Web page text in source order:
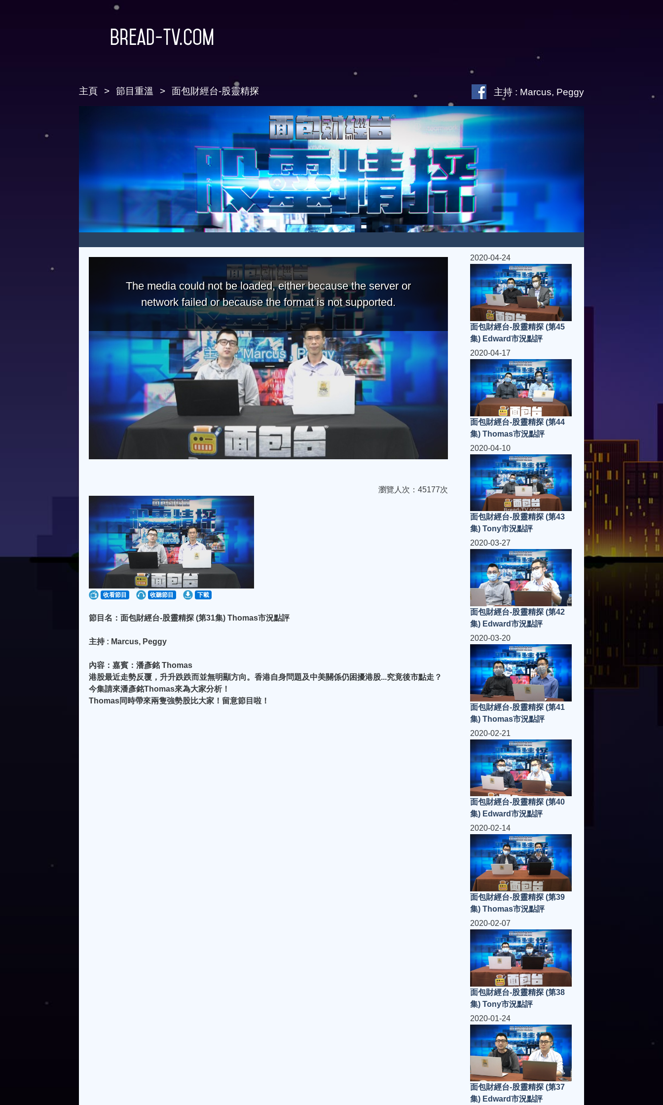
Bread-TV.com
主頁 節目重溫 面包財經台-股靈精探 主持 : Marcus, Peggy
The media could not be loaded, either because the server or
network failed or because the format is not supported.
瀏覽人次：45177次
收看節目 收聽節目 下載
節目名：面包財經台-股靈精探 (第31集) Thomas市況點評
主持 : Marcus, Peggy
內容：嘉賓：潘彥銘 Thomas
港股最近走勢反覆，升升跌跌而並無明顯方向。香港自身問題及中美關係仍困擾港股...究竟後市點走？
今集請來潘彥銘Thomas來為大家分析！
Thomas同時帶來兩隻強勢股比大家！留意節目啦！
2020-04-24
面包財經台-股靈精探 (第45
集) Edward市況點評
2020-04-17
面包財經台-股靈精探 (第44
集) Thomas市況點評
2020-04-10
面包財經台-股靈精探 (第43
集) Tony市況點評
2020-03-27
面包財經台-股靈精探 (第42
集) Edward市況點評
2020-03-20
面包財經台-股靈精探 (第41
集) Thomas市況點評
2020-02-21
面包財經台-股靈精探 (第40
集) Edward市況點評
2020-02-14
面包財經台-股靈精探 (第39
集) Thomas市況點評
2020-02-07
面包財經台-股靈精探 (第38
集) Tony市況點評
2020-01-24
面包財經台-股靈精探 (第37
集) Edward市況點評